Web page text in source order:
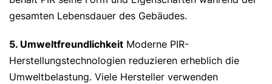
gesamten Lebensdauer des Gebäudes.
5. Umweltfreundlichkeit Moderne PIR-
Herstellungstechnologien reduzieren erheblich die
Umweltbelastung. Viele Hersteller verwenden